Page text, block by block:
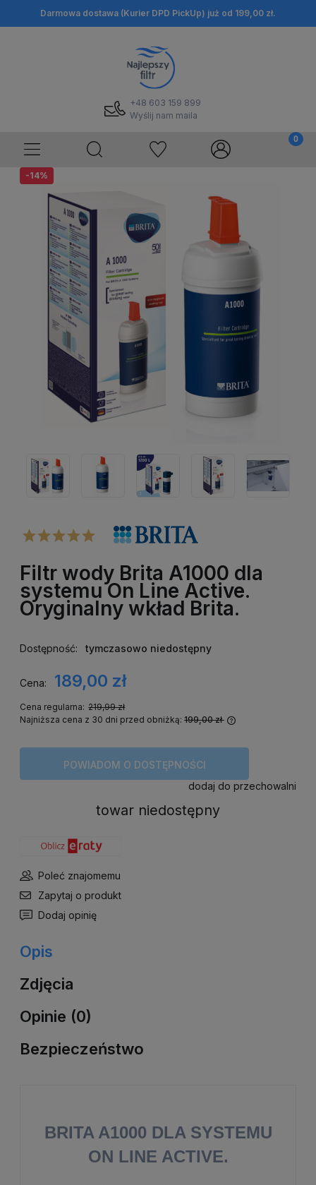
Darmowa dostawa (Kurier DPD PickUp) już od 199,00 zł.
+48 603 159 899
Wyślij nam maila
-14%
Filtr wody Brita A1000 dla
systemu On Line Active.
Oryginalny wkład Brita.
Dostępność: tymczasowo niedostępny
Cena: 189,00 zł
Cena regularna: 219,99 zł
Najniższa cena z 30 dni przed obniżką: 199,00 zł
niż 30 dni,
POWIADOM O DOSTĘPNOŚCI
dodaj do przechowalni
towar niedostępny
Zapytaj o produkt
Poleć znajomemu
Dodaj opinię
Opis
Zdjęcia
Opinie (0)
Bezpieczeństwo
BRITA A1000 DLA SYSTEMU
ON LINE ACTIVE.